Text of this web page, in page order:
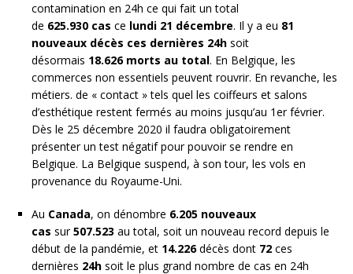
contamination en 24h ce qui fait un total
de 625.930 cas ce lundi 21 décembre. Il y a eu 81
nouveaux décès ces dernières 24h soit
désormais 18.626 morts au total. En Belgique, les
commerces non essentiels peuvent rouvrir. En revanche, les
métiers. de « contact » tels quel les coiffeurs et salons
d’esthétique restent fermés au moins jusqu’au 1er février.
Dès le 25 décembre 2020 il faudra obligatoirement
présenter un test négatif pour pouvoir se rendre en
Belgique. La Belgique suspend, à son tour, les vols en
provenance du Royaume-Uni.
Au Canada, on dénombre 6.205 nouveaux
cas sur507.523 au total, soit un nouveau record depuis le
début de la pandémie, et 14.226décès dont 72 ces
dernières 24h soit le plus grand nombre de cas en 24h